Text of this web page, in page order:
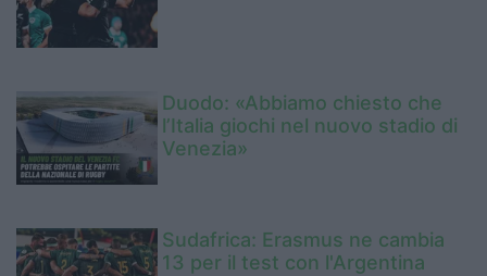
Duodo: «Abbiamo chiesto che
l’Italia giochi nel nuovo stadio di
Venezia»
Sudafrica: Erasmus ne cambia
13 per il test con l'Argentina